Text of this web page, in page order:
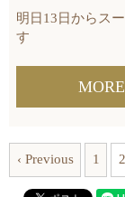
明日13日からス
す
MORE
‹ Previous 1 2